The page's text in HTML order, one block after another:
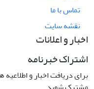
تماس با ما
نقشه سایت
اخبار و اعلانات
اشتراک خبرنامه
برای دریافت اخبار و